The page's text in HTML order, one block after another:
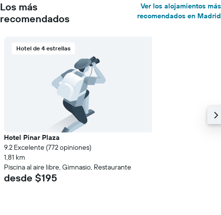
Los más
recomendados
Ver los alojamientos más
recomendados en Madrid
Hotel de 4 estrellas
Hotel Pinar Plaza
9.2 Excelente (772 opiniones)
1,81 km
Piscina al aire libre, Gimnasio, Restaurante
desde $195